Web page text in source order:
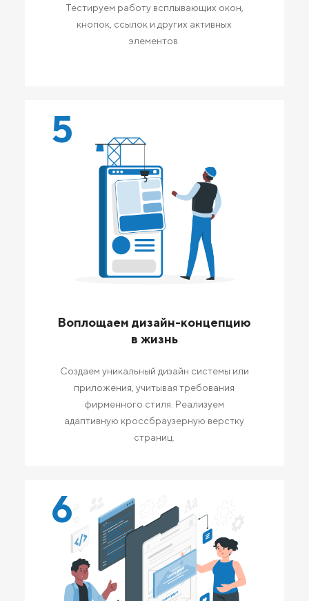
Тестируем работу всплывающих окон,
кнопок, ссылок и других активных
элементов.
5
Воплощаем дизайн-концепцию
в жизнь
Создаем уникальный дизайн системы или
приложения, учитывая требования
фирменного стиля. Реализуем
адаптивную кроссбраузерную верстку
страниц.
6